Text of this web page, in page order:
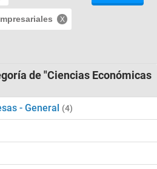
de "Ciencias Económicas
- General (4)